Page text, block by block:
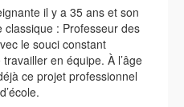
il y a 35 ans et son
: Professeur des
le souci constant
en équipe. À l’âge
ce projet professionnel